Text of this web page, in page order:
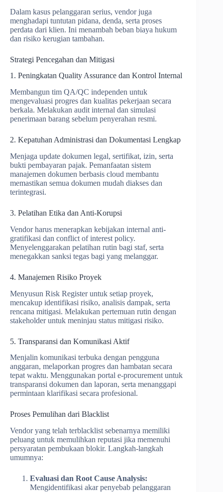
Dalam kasus pelanggaran serius, vendor juga
menghadapi tuntutan pidana, denda, serta proses
perdata dari klien. Ini menambah beban biaya hukum
dan risiko kerugian tambahan.
Strategi Pencegahan dan Mitigasi
1. Peningkatan Quality Assurance dan Kontrol Internal
Membangun tim QA/QC independen untuk
mengevaluasi progres dan kualitas pekerjaan secara
berkala. Melakukan audit internal dan simulasi
penerimaan barang sebelum penyerahan resmi.
2. Kepatuhan Administrasi dan Dokumentasi Lengkap
Menjaga update dokumen legal, sertifikat, izin, serta
bukti pembayaran pajak. Pemanfaatan sistem
manajemen dokumen berbasis cloud membantu
memastikan semua dokumen mudah diakses dan
terintegrasi.
3. Pelatihan Etika dan Anti-Korupsi
Vendor harus menerapkan kebijakan internal anti-
gratifikasi dan conflict of interest policy.
Menyelenggarakan pelatihan rutin bagi staf, serta
menegakkan sanksi tegas bagi yang melanggar.
4. Manajemen Risiko Proyek
Menyusun Risk Register untuk setiap proyek,
mencakup identifikasi risiko, analisis dampak, serta
rencana mitigasi. Melakukan pertemuan rutin dengan
stakeholder untuk meninjau status mitigasi risiko.
5. Transparansi dan Komunikasi Aktif
Menjalin komunikasi terbuka dengan pengguna
anggaran, melaporkan progres dan hambatan secara
tepat waktu. Menggunakan portal e-procurement untuk
transparansi dokumen dan laporan, serta menanggapi
permintaan klarifikasi secara profesional.
Proses Pemulihan dari Blacklist
Vendor yang telah terblacklist sebenarnya memiliki
peluang untuk memulihkan reputasi jika memenuhi
persyaratan pembukaan blokir. Langkah-langkah
umumnya:
Evaluasi dan Root Cause Analysis:
Mengidentifikasi akar penyebab pelanggaran